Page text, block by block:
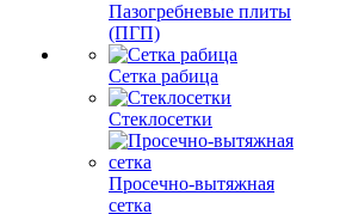
Пазогребневые плиты
(ПГП)
Сетка рабица
Стеклосетки
Просечно-вытяжная
сетка